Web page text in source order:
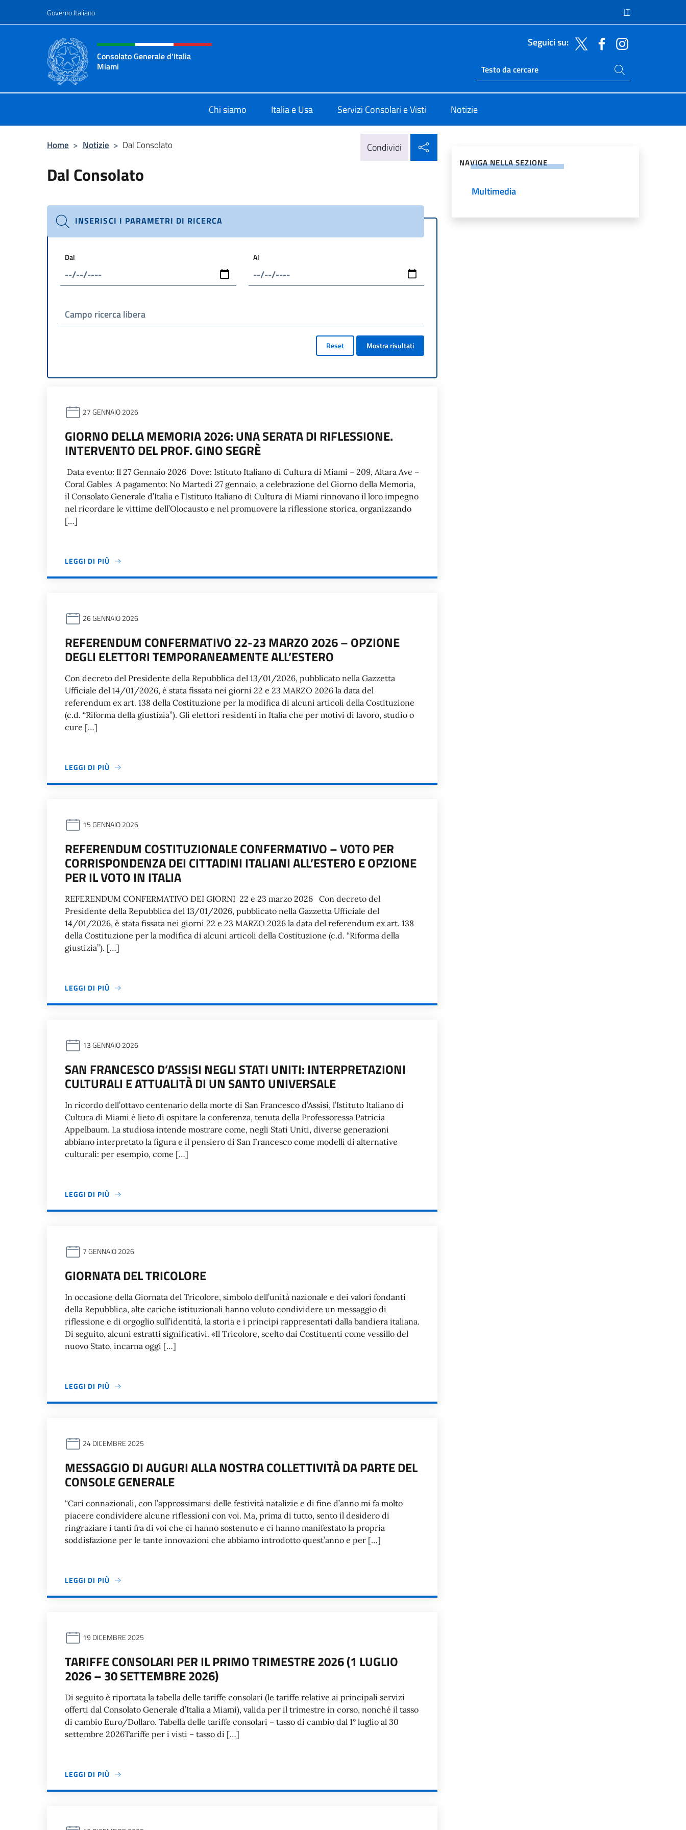
Governo Italiano IT
Intestazione sito, social e menù
Consolato Generale d'Italia
Miami
Seguici su:
Ricerca sito live
Cerca nel sito
Chi siamo Italia e Usa Servizi Consolari e Visti Notizie
Home > Notizie > Dal Consolato Condividi
Dal Consolato
INSERISCI I PARAMETRI DI RICERCA
Dal Al
Campo ricerca libera
Reset Mostra risultati
27 GENNAIO 2026
GIORNO DELLA MEMORIA 2026: UNA SERATA DI RIFLESSIONE.
INTERVENTO DEL PROF. GINO SEGRÈ
Data evento: Il 27 Gennaio 2026 Dove: Istituto Italiano di Cultura di Miami – 209, Altara Ave –
Coral Gables A pagamento: No Martedì 27 gennaio, a celebrazione del Giorno della Memoria,
il Consolato Generale d’Italia e l’Istituto Italiano di Cultura di Miami rinnovano il loro impegno
nel ricordare le vittime dell’Olocausto e nel promuovere la riflessione storica, organizzando
[…]
LEGGI DI PIÙ
26 GENNAIO 2026
REFERENDUM CONFERMATIVO 22-23 MARZO 2026 – OPZIONE
DEGLI ELETTORI TEMPORANEAMENTE ALL’ESTERO
Con decreto del Presidente della Repubblica del 13/01/2026, pubblicato nella Gazzetta
Ufficiale del 14/01/2026, è stata fissata nei giorni 22 e 23 MARZO 2026 la data del
referendum ex art. 138 della Costituzione per la modifica di alcuni articoli della Costituzione
(c.d. “Riforma della giustizia”). Gli elettori residenti in Italia che per motivi di lavoro, studio o
cure […]
LEGGI DI PIÙ
15 GENNAIO 2026
REFERENDUM COSTITUZIONALE CONFERMATIVO – VOTO PER
CORRISPONDENZA DEI CITTADINI ITALIANI ALL’ESTERO E OPZIONE
PER IL VOTO IN ITALIA
REFERENDUM CONFERMATIVO DEI GIORNI 22 e 23 marzo 2026 Con decreto del
Presidente della Repubblica del 13/01/2026, pubblicato nella Gazzetta Ufficiale del
14/01/2026, è stata fissata nei giorni 22 e 23 MARZO 2026 la data del referendum ex art. 138
della Costituzione per la modifica di alcuni articoli della Costituzione (c.d. “Riforma della
giustizia”). […]
LEGGI DI PIÙ
13 GENNAIO 2026
SAN FRANCESCO D’ASSISI NEGLI STATI UNITI: INTERPRETAZIONI
CULTURALI E ATTUALITÀ DI UN SANTO UNIVERSALE
In ricordo dell’ottavo centenario della morte di San Francesco d’Assisi, l’Istituto Italiano di
Cultura di Miami è lieto di ospitare la conferenza, tenuta della Professoressa Patricia
Appelbaum. La studiosa intende mostrare come, negli Stati Uniti, diverse generazioni
abbiano interpretato la figura e il pensiero di San Francesco come modelli di alternative
culturali: per esempio, come […]
LEGGI DI PIÙ
7 GENNAIO 2026
GIORNATA DEL TRICOLORE
In occasione della Giornata del Tricolore, simbolo dell’unità nazionale e dei valori fondanti
della Repubblica, alte cariche istituzionali hanno voluto condividere un messaggio di
riflessione e di orgoglio sull’identità, la storia e i principi rappresentati dalla bandiera italiana.
Di seguito, alcuni estratti significativi. «Il Tricolore, scelto dai Costituenti come vessillo del
nuovo Stato, incarna oggi […]
LEGGI DI PIÙ
24 DICEMBRE 2025
MESSAGGIO DI AUGURI ALLA NOSTRA COLLETTIVITÀ DA PARTE DEL
CONSOLE GENERALE
“Cari connazionali, con l’approssimarsi delle festività natalizie e di fine d’anno mi fa molto
piacere condividere alcune riflessioni con voi. Ma, prima di tutto, sento il desidero di
ringraziare i tanti fra di voi che ci hanno sostenuto e ci hanno manifestato la propria
soddisfazione per le tante innovazioni che abbiamo introdotto quest’anno e per […]
LEGGI DI PIÙ
19 DICEMBRE 2025
TARIFFE CONSOLARI PER IL PRIMO TRIMESTRE 2026 (1 LUGLIO
2026 – 30 SETTEMBRE 2026)
Di seguito è riportata la tabella delle tariffe consolari (le tariffe relative ai principali servizi
offerti dal Consolato Generale d’Italia a Miami), valida per il trimestre in corso, nonché il tasso
di cambio Euro/Dollaro. Tabella delle tariffe consolari – tasso di cambio dal 1° luglio al 30
settembre 2026Tariffe per i visti – tasso di […]
LEGGI DI PIÙ
NAVIGA NELLA SEZIONE
Multimedia